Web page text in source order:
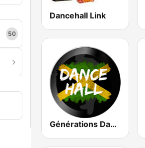
50
Dancehall Link
Générations DanceHall